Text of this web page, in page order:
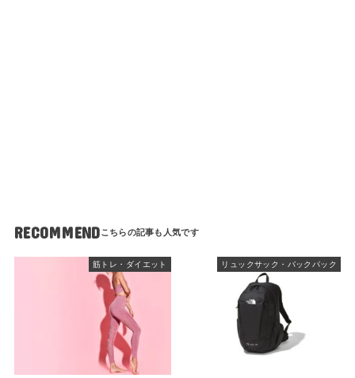
RECOMMEND
筋トレ・ダイエット リュックサック・バックパック